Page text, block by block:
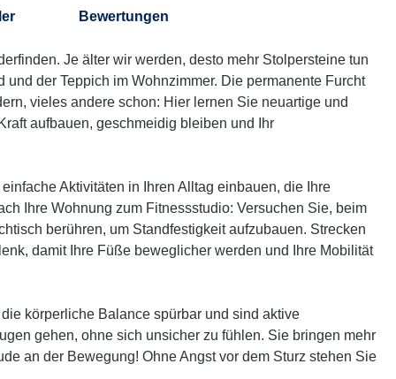
Bewertungen
Je älter wir werden, desto mehr Stolpersteine tun
der Teppich im Wohnzimmer. Die permanente Furcht
vieles andere schon: Hier lernen Sie neuartige und
aufbauen, geschmeidig bleiben und Ihr
Aktivitäten in Ihren Alltag einbauen, die Ihre
Ihre Wohnung zum Fitnessstudio: Versuchen Sie, beim
berühren, um Standfestigkeit aufzubauen. Strecken
damit Ihre Füße beweglicher werden und Ihre Mobilität
körperliche Balance spürbar und sind aktive
gehen, ohne sich unsicher zu fühlen. Sie bringen mehr
an der Bewegung! Ohne Angst vor dem Sturz stehen Sie